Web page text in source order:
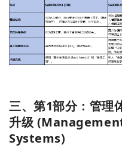
三、第1部分：管理
升级
Systems)